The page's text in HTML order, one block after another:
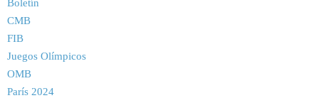
Boletín
CMB
FIB
Juegos Olímpicos
OMB
París 2024